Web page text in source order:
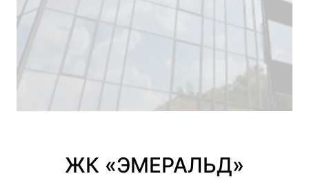
ЖК «ЭМЕРАЛЬД»